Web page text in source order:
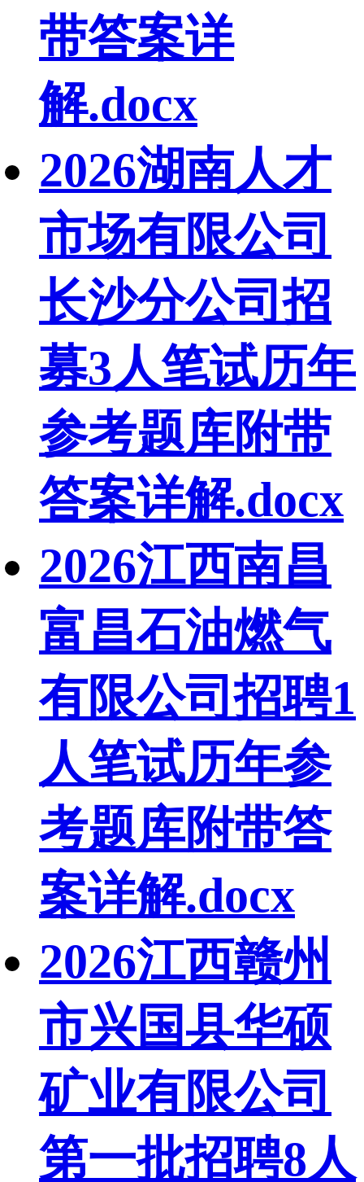
带答案详
解.docx
2026湖南人才
市场有限公司
长沙分公司招
募3人笔试历年
参考题库附带
答案详解.docx
2026江西南昌
富昌石油燃气
有限公司招聘1
人笔试历年参
考题库附带答
案详解.docx
2026江西赣州
市兴国县华硕
矿业有限公司
第一批招聘8人